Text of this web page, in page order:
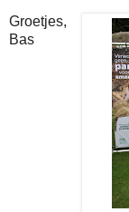
Groetjes,
Bas